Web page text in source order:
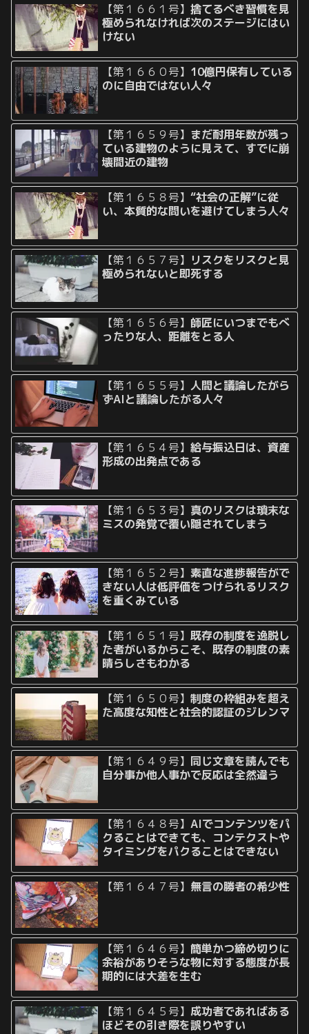
【第１６６１号】捨てるべき習慣を見
極められなければ次のステージにはい
けない
【第１６６０号】 10億円保有している
のに自由ではない人々
【第１６５９号】 まだ耐用年数が残っ
ている建物のように見えて、すでに崩
壊間近の建物
【第１６５８号】“社会の正解”に従
い、本質的な問いを避けてしまう人々
【第１６５７号】 リスクをリスクと見
極められないと即死する
【第１６５６号】 師匠にいつまでもべ
ったりな人、距離をとる人
【第１６５５号】人間と議論したがら
ずAIと議論したがる人々
【第１６５４号】給与振込日は、資産
形成の出発点である
【第１６５３号】 真のリスクは瑣末な
ミスの発覚で覆い隠されてしまう
【第１６５２号】素直な進捗報告がで
きない人は低評価をつけられるリスク
を重くみている
【第１６５１号】既存の制度を逸脱し
た者がいるからこそ、既存の制度の素
晴らしさもわかる
【第１６５０号】制度の枠組みを超え
た高度な知性と社会的認証のジレンマ
【第１６４９号】 同じ文章を読んでも
自分事か他人事かで反応は全然違う
【第１６４８号】AIでコンテンツをパ
クることはできても、コンテクストや
タイミングをパクることはできない
【第１６４７号】 無言の勝者の希少性
【第１６４６号】簡単かつ締め切りに
余裕がありそうな物に対する態度が長
期的には大差を生む
【第１６４５号】成功者であればある
ほどその引き際を誤りやすい